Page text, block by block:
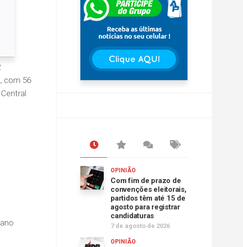
com 56
OPINIÃO
Com fim de prazo de
convenções eleitorais,
partidos têm até 15 de
agosto para registrar
candidaturas
7 de agosto de 2026
OPINIÃO